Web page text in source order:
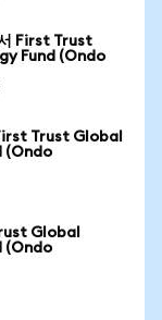
First Trust
Fund (Ondo
Trust Global
(Ondo
Global
(Ondo